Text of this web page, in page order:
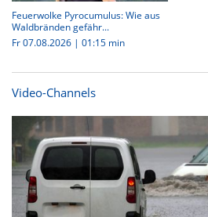
Feuerwolke Pyrocumulus: Wie aus
Waldbränden gefähr...
Fr 07.08.2026 | 01:15 min
Video-Channels